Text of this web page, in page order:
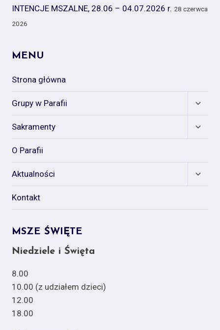
INTENCJE MSZALNE, 28.06 – 04.07.2026 r. 28 czerwca
2026
MENU
Strona główna
Grupy w Parafii
Expand
Sakramenty
Expand
O Parafii
Aktualności
Expand
Kontakt
MSZE ŚWIĘTE
Niedziele i Święta
8.00
10.00 (z udziałem dzieci)
12.00
18.00